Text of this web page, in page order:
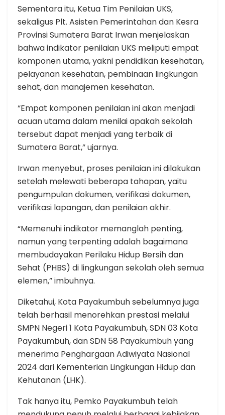
Sementara itu, Ketua Tim Penilaian UKS,
sekaligus Plt. Asisten Pemerintahan dan Kesra
Provinsi Sumatera Barat Irwan menjelaskan
bahwa indikator penilaian UKS meliputi empat
komponen utama, yakni pendidikan kesehatan,
pelayanan kesehatan, pembinaan lingkungan
sehat, dan manajemen kesehatan.
“Empat komponen penilaian ini akan menjadi
acuan utama dalam menilai apakah sekolah
tersebut dapat menjadi yang terbaik di
Sumatera Barat,” ujarnya.
Irwan menyebut, proses penilaian ini dilakukan
setelah melewati beberapa tahapan, yaitu
pengumpulan dokumen, verifikasi dokumen,
verifikasi lapangan, dan penilaian akhir.
“Memenuhi indikator memanglah penting,
namun yang terpenting adalah bagaimana
membudayakan Perilaku Hidup Bersih dan
Sehat (PHBS) di lingkungan sekolah oleh semua
elemen,” imbuhnya.
Diketahui, Kota Payakumbuh sebelumnya juga
telah berhasil menorehkan prestasi melalui
SMPN Negeri 1 Kota Payakumbuh, SDN 03 Kota
Payakumbuh, dan SDN 58 Payakumbuh yang
menerima Penghargaan Adiwiyata Nasional
2024 dari Kementerian Lingkungan Hidup dan
Kehutanan (LHK).
Tak hanya itu, Pemko Payakumbuh telah